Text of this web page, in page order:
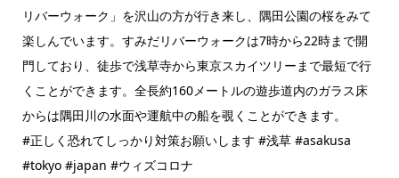
リバーウォーク」を沢山の方が行き来し、隅田公園の桜をみて
楽しんでいます。すみだリバーウォークは7時から22時まで開
門しており、徒歩で浅草寺から東京スカイツリーまで最短で行
くことができます。全長約160メートルの遊歩道内のガラス床
からは隅田川の水面や運航中の船を覗くことができます。
#正しく恐れてしっかり対策お願いします #浅草 #asakusa
#tokyo #japan #ウィズコロナ